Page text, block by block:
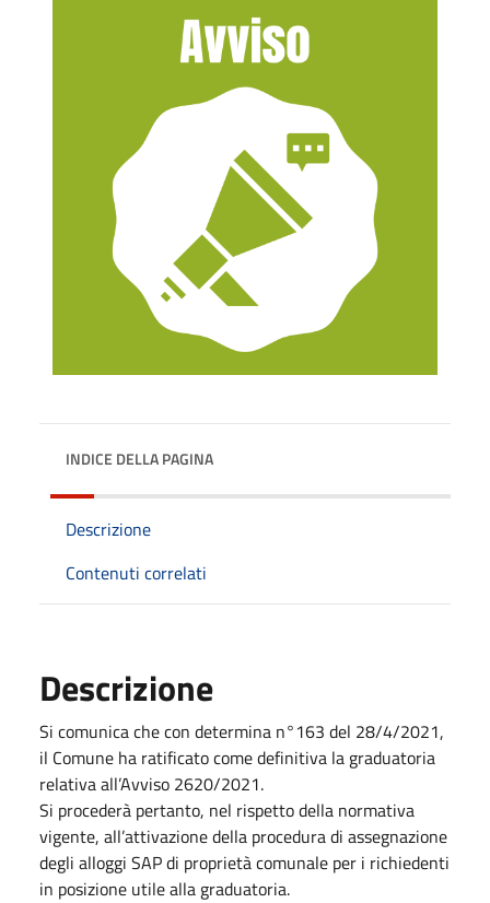
INDICE DELLA PAGINA
Descrizione
Contenuti correlati
Descrizione
Si comunica che con determina n°163 del 28/4/2021,
il Comune ha ratificato come definitiva la graduatoria
relativa all’Avviso 2620/2021.
Si procederà pertanto, nel rispetto della normativa
vigente, all’attivazione della procedura di assegnazione
degli alloggi SAP di proprietà comunale per i richiedenti
in posizione utile alla graduatoria.